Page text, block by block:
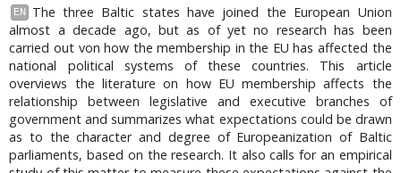
EN
The three Baltic states have joined the European Union
almost a decade ago, but as of yet no research has been
carried out von how the membership in the EU has affected the
national political systems of these countries. This article
overviews the literature on how EU membership affects the
relationship between legislative and executive branches of
government and summarizes what expectations could be drawn
as to the character and degree of Europeanization of Baltic
parliaments, based on the research. It also calls for an empirical